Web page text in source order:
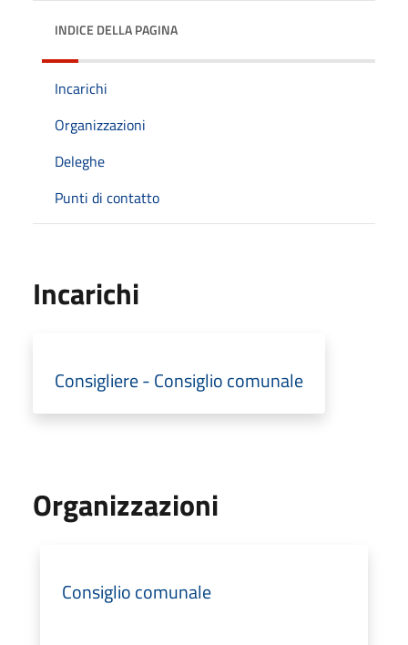
INDICE DELLA PAGINA
Incarichi
Organizzazioni
Deleghe
Punti di contatto
Incarichi
Consigliere - Consiglio comunale
Organizzazioni
Consiglio comunale